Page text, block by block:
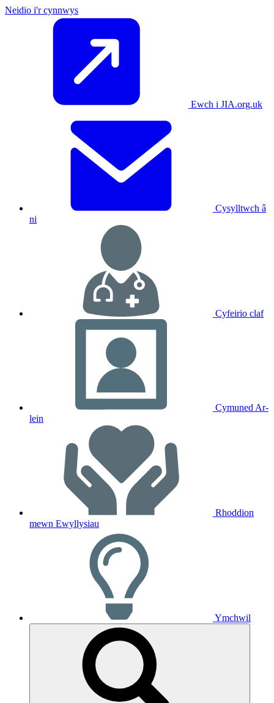
Neidio i'r cynnwys
Ewch i JIA.org.uk
Cysylltwch â
ni
Cyfeirio claf
Cymuned Ar-
lein
Rhoddion
mewn Ewyllysiau
Ymchwil